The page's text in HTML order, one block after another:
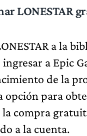
LONESTAR
a la
a Epic
de la
opción para
compra
a la cuenta.